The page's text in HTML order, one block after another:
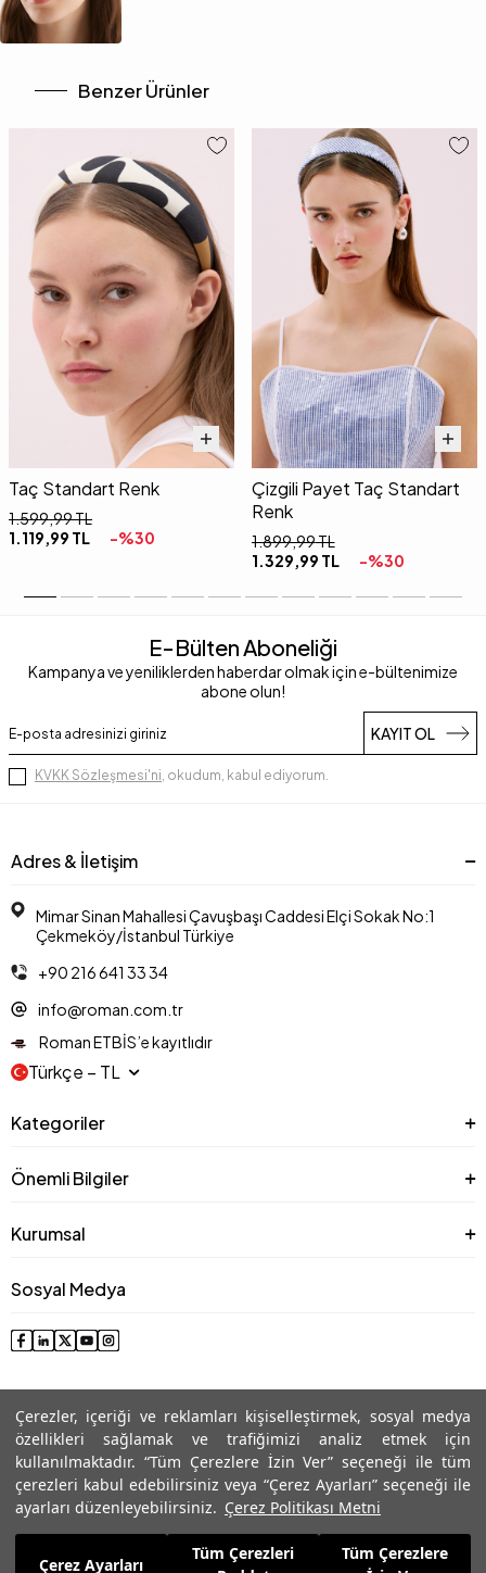
Çerezler, içeriği ve reklamları kişiselleştirmek, sosyal medya
özellikleri sağlamak ve trafiğimizi analiz etmek için
kullanılmaktadır. “Tüm Çerezlere İzin Ver” seçeneği ile tüm
çerezleri kabul edebilirsiniz veya “Çerez Ayarları” seçeneği ile
ayarları düzenleyebilirsiniz. Çerez Politikası Metni
Çerez Ayarları
Tüm Çerezleri
Tüm Çerezlere
1.329,99TL
Benzer Ürünler
Taç Standart Renk
1.599,99TL
1.119,99 TL -%30
Çizgili Payet Taç Standart
Renk
1.899,99TL
1.329,99 TL -%30
E-Bülten Aboneliği
Kampanya ve yeniliklerden haberdar olmak için e-bültenimize
abone olun!
KAYIT OL
KVKK Sözleşmesi'ni, okudum, kabul ediyorum.
Adres & İletişim
Mimar Sinan Mahallesi Çavuşbaşı Caddesi Elçi Sokak No:1
Çekmeköy/İstanbul Türkiye
+90 216 641 33 34
info@roman.com.tr
Roman ETBİS’e kayıtlıdır
Türkçe − TL
Kategoriler
Önemli Bilgiler
Kurumsal
Sosyal Medya
© 2025 Roman® Tüm Hakları Saklıdır, İzinsiz kullanılamaz